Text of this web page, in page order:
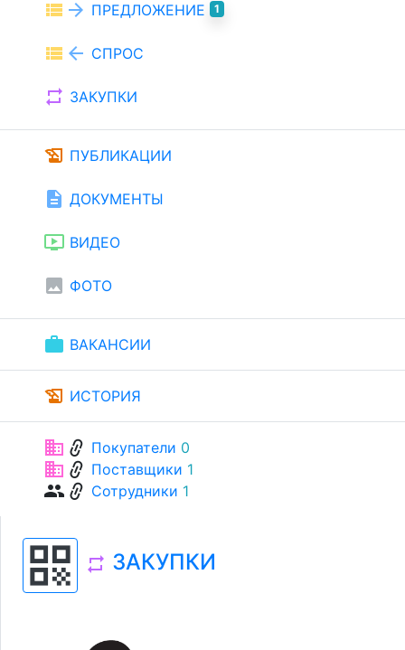
view_list arrow_forward ПРЕДЛОЖЕНИЕ 1
view_list arrow_back СПРОС
repeat ЗАКУПКИ
history_edu ПУБЛИКАЦИИ
description ДОКУМЕНТЫ
ondemand_video ВИДЕО
image ФОТО
work ВАКАНСИИ
history_edu ИСТОРИЯ
businesslink Покупатели 0
businesslink Поставщики 1
grouplink Сотрудники 1
qr_code repeat ЗАКУПКИ